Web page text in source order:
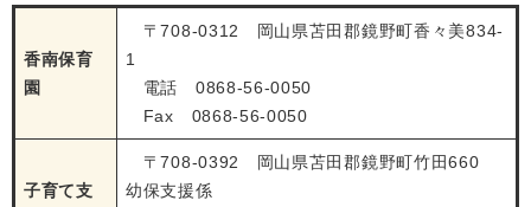
香南保育
園
〒708-0312 岡山県苫田郡鏡野町香々美834-
1
電話 0868-56-0050
Fax 0868-56-0050
子育て支
〒708-0392 岡山県苫田郡鏡野町竹田660
幼保支援係